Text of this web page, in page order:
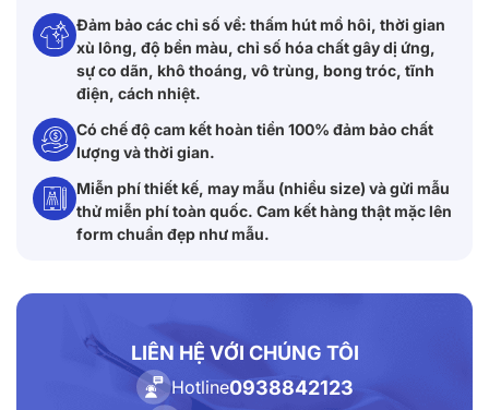
Đảm bảo các chỉ số về: thấm hút mồ hôi, thời gian
xù lông, độ bền màu, chỉ số hóa chất gây dị ứng,
sự co dãn, khô thoáng, vô trùng, bong tróc, tĩnh
điện, cách nhiệt.
Có chế độ cam kết hoàn tiền 100% đảm bảo chất
lượng và thời gian.
Miễn phí thiết kế, may mẫu (nhiều size) và gửi mẫu
thử miễn phí toàn quốc. Cam kết hàng thật mặc lên
form chuẩn đẹp như mẫu.
LIÊN HỆ VỚI CHÚNG TÔI
Hotline0938842123